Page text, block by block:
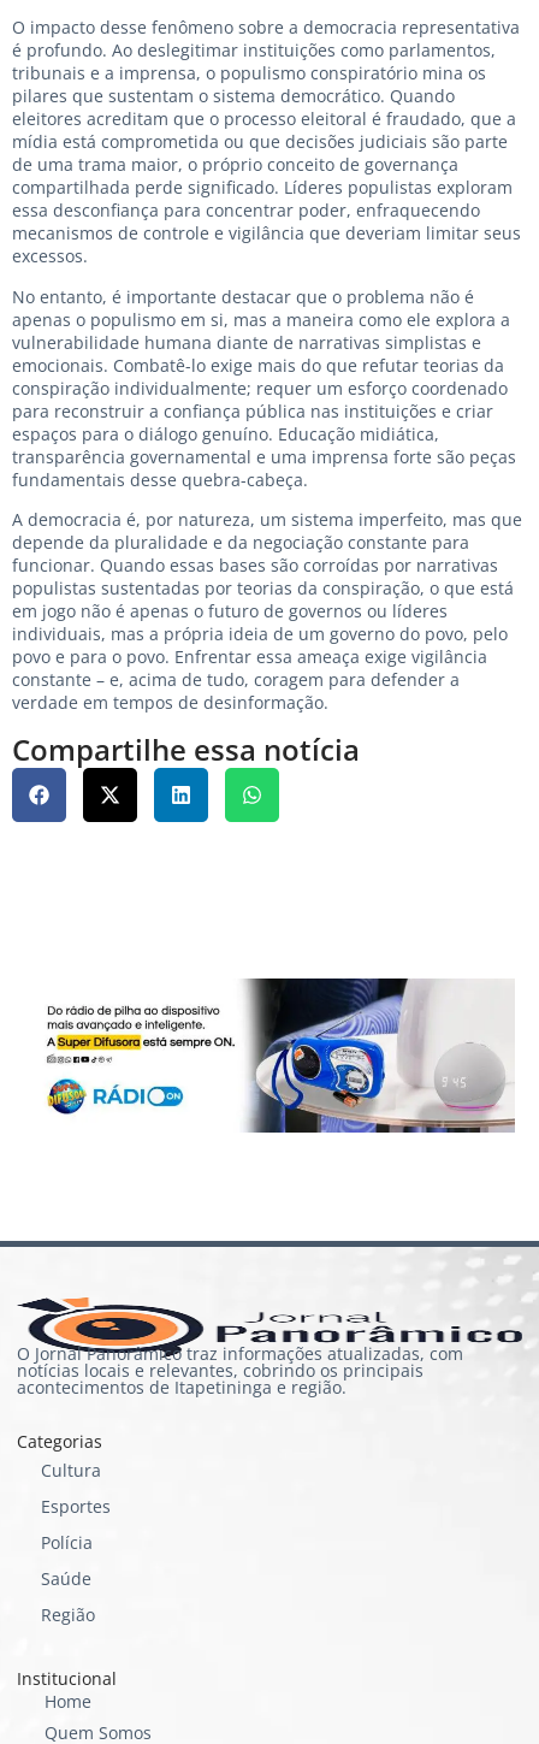
O impacto desse fenômeno sobre a democracia representativa
é profundo. Ao deslegitimar instituições como parlamentos,
tribunais e a imprensa, o populismo conspiratório mina os
pilares que sustentam o sistema democrático. Quando
eleitores acreditam que o processo eleitoral é fraudado, que a
mídia está comprometida ou que decisões judiciais são parte
de uma trama maior, o próprio conceito de governança
compartilhada perde significado. Líderes populistas exploram
essa desconfiança para concentrar poder, enfraquecendo
mecanismos de controle e vigilância que deveriam limitar seus
excessos.
No entanto, é importante destacar que o problema não é
apenas o populismo em si, mas a maneira como ele explora a
vulnerabilidade humana diante de narrativas simplistas e
emocionais. Combatê-lo exige mais do que refutar teorias da
conspiração individualmente; requer um esforço coordenado
para reconstruir a confiança pública nas instituições e criar
espaços para o diálogo genuíno. Educação midiática,
transparência governamental e uma imprensa forte são peças
fundamentais desse quebra-cabeça.
A democracia é, por natureza, um sistema imperfeito, mas que
depende da pluralidade e da negociação constante para
funcionar. Quando essas bases são corroídas por narrativas
populistas sustentadas por teorias da conspiração, o que está
em jogo não é apenas o futuro de governos ou líderes
individuais, mas a própria ideia de um governo do povo, pelo
povo e para o povo. Enfrentar essa ameaça exige vigilância
constante – e, acima de tudo, coragem para defender a
verdade em tempos de desinformação.
Compartilhe essa notícia
O Jornal Panorâmico traz informações atualizadas, com
notícias locais e relevantes, cobrindo os principais
acontecimentos de Itapetininga e região.
Categorias
Cultura
Esportes
Polícia
Saúde
Região
Institucional
Home
Quem Somos